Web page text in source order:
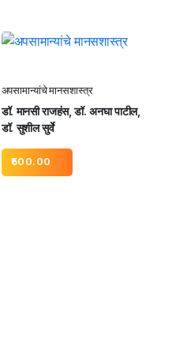
अपसामान्यांचे मानसशास्त्र
डॉ. मानसी राजहंस, डॉ. अनघा पाटील,
डॉ. सुशील सुर्वे
500.00